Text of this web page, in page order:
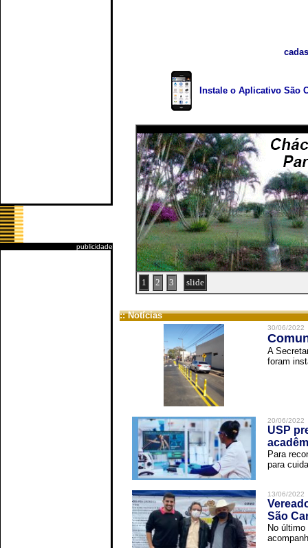
publicidade
Instale o Aplicativo São
1 2 3 slide
:: Notícias
30/06/2022
A
foram
20/06/2022
USP
Para
para
13/06/2022
São
No